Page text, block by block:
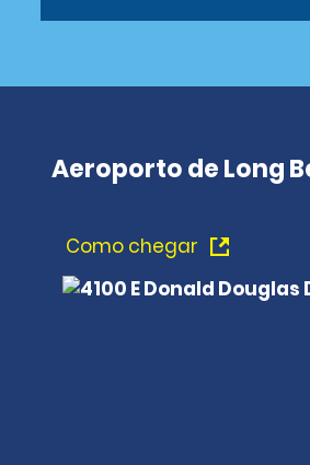
Aeroporto de Long
Como chegar